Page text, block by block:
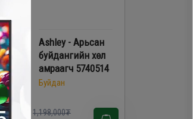
Ashley - Арьсан
буйдангийн хөл
амраагч 5740514
Буйдан
1,198,000₮